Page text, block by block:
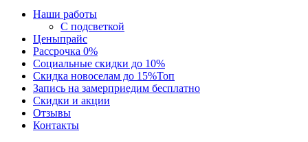
Наши работы
С подсветкой
Ценыпрайс
Рассрочка 0%
Социальные скидки до 10%
Скидка новоселам до 15%Топ
Запись на замерприедим бесплатно
Скидки и акции
Отзывы
Контакты